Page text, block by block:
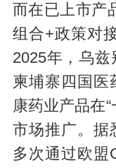
而在已上市产
组合+政策对
2025年，乌兹
柬埔寨四国医
康药业产品在
市场推广。据
多次通过欧盟